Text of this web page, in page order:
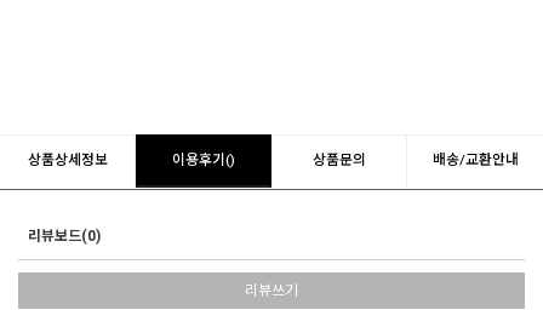
상품상세정보 이용후기() 상품문의 배송/교환안내
리뷰보드(0)
리뷰쓰기